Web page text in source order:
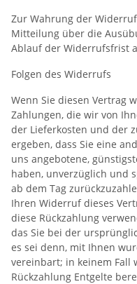
Zur Wahrung der
Mitteilung über die
Ablauf der Widerrufsfrist
Folgen des Widerrufs
Wenn Sie diesen Vertrag
Zahlungen, die wir von
der Lieferkosten und der
ergeben, dass Sie eine
uns angebotene,
haben, unverzüglich und
ab dem Tag
Ihren Widerruf dieses
diese Rückzahlung
das Sie bei der
es sei denn, mit Ihnen
vereinbart; in keinem Fall
Rückzahlung Entgelte